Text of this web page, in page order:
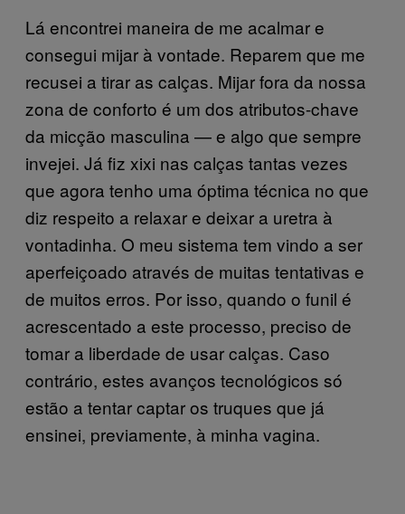
Lá encontrei maneira de me acalmar e
consegui mijar à vontade. Reparem que me
recusei a tirar as calças. Mijar fora da nossa
zona de conforto é um dos atributos-chave
da micção masculina — e algo que sempre
invejei. Já fiz xixi nas calças tantas vezes
que agora tenho uma óptima técnica no que
diz respeito a relaxar e deixar a uretra à
vontadinha. O meu sistema tem vindo a ser
aperfeiçoado através de muitas tentativas e
de muitos erros. Por isso, quando o funil é
acrescentado a este processo, preciso de
tomar a liberdade de usar calças. Caso
contrário, estes avanços tecnológicos só
estão a tentar captar os truques que já
ensinei, previamente, à minha vagina.